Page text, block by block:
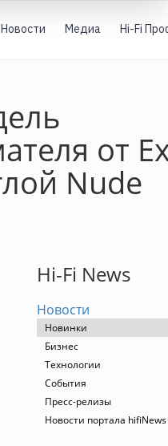
Новости Медиа Hi-Fi
от
Nude
Hi-Fi News
Новости
Новинки
Бизнес
Технологии
События
Пресс-релизы
Новости портала hifiNews